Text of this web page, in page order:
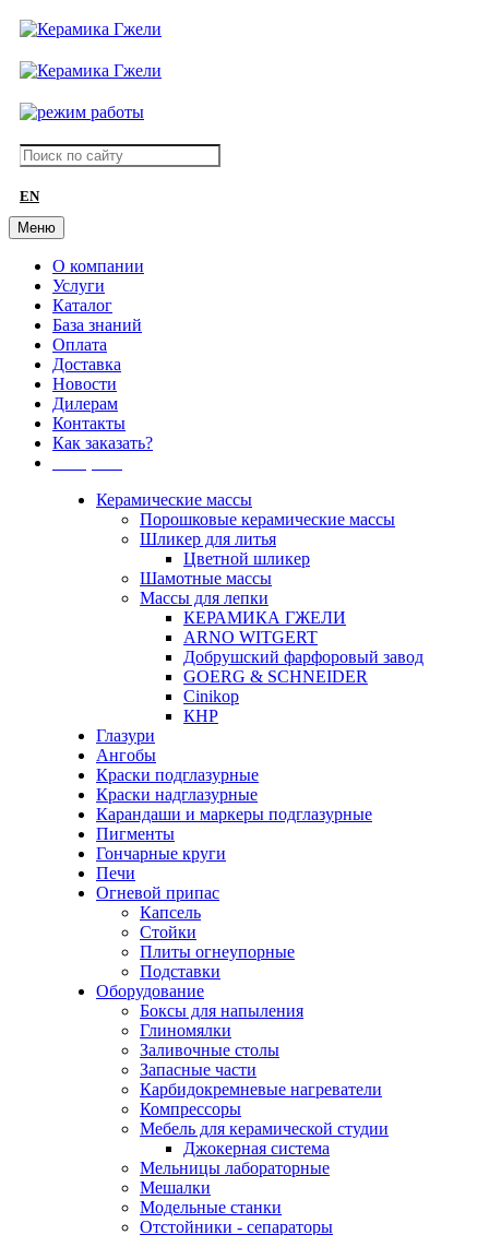
EN
Меню
О компании
Услуги
Каталог
База знаний
Оплата
Доставка
Новости
Дилерам
Контакты
Как заказать?
Керамические массы
Порошковые керамические массы
Шликер для литья
Цветной шликер
Шамотные массы
Массы для лепки
КЕРАМИКА ГЖЕЛИ
ARNO WITGERT
Добрушский фарфоровый завод
GOERG & SCHNEIDER
Cinikop
КНР
Глазури
Ангобы
Краски подглазурные
Краски надглазурные
Карандаши и маркеры подглазурные
Пигменты
Гончарные круги
Печи
Огневой припас
Капсель
Стойки
Плиты огнеупорные
Подставки
Оборудование
Боксы для напыления
Глиномялки
Заливочные столы
Запасные части
Карбидокремневые нагреватели
Компрессоры
Мебель для керамической студии
Джокерная система
Мельницы лабораторные
Мешалки
Модельные станки
Отстойники - сепараторы